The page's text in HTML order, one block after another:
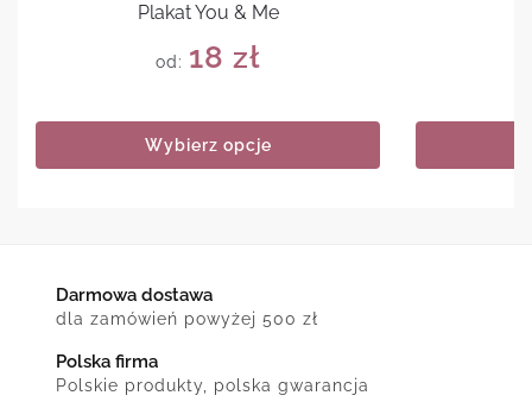
Plakat You & Me
od: 18 zł
Wybierz opcje
Darmowa dostawa
dla zamówień powyżej 500 zł
Polska firma
Polskie produkty, polska gwarancja